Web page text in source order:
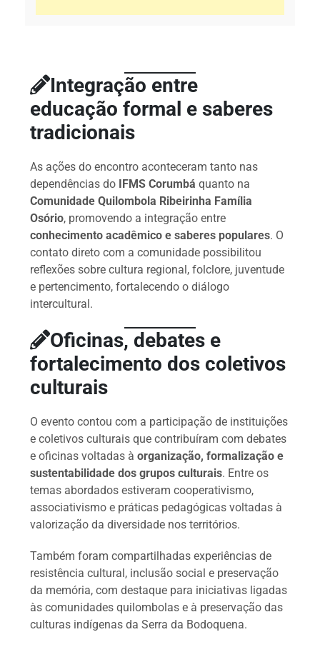
Integração entre
educação formal e saberes
tradicionais
As ações do encontro aconteceram tanto nas
dependências do
IFMS Corumbá quanto na
Comunidade Quilombola Ribeirinha Família
Osório, promovendo a integração entre
conhecimento acadêmico e saberes populares. O
contato direto com a comunidade possibilitou
reflexões sobre cultura regional, folclore, juventude
e pertencimento, fortalecendo o diálogo
intercultural.
Oficinas, debates e
fortalecimento dos coletivos
culturais
O evento contou com a participação de instituições
e coletivos culturais que contribuíram com debates
e oficinas voltadas àorganização, formalização e
sustentabilidade dos grupos culturais. Entre os
temas abordados estiveram cooperativismo,
associativismo e práticas pedagógicas voltadas à
valorização da diversidade nos territórios.
Também foram compartilhadas experiências de
resistência cultural, inclusão social e preservação
da memória, com destaque para iniciativas ligadas
às comunidades quilombolas e à preservação das
culturas indígenas da Serra da Bodoquena.